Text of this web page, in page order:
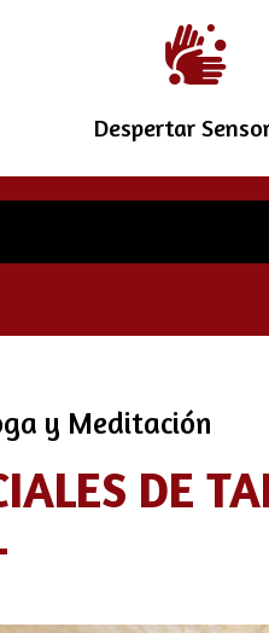
Despertar
y Meditación
DE